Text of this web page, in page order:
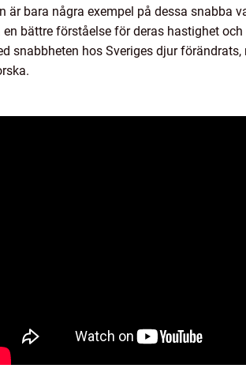
är bara några exempel på dessa snabba
bättre förståelse för deras hastighet
snabbheten hos Sveriges djur